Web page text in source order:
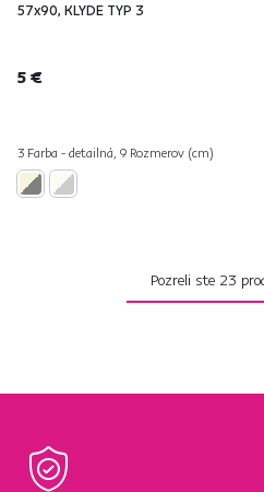
57x90, KLYDE TYP 3
5 €
3 Farba - detailná, 9 Rozmerov (cm)
Pozreli ste 23